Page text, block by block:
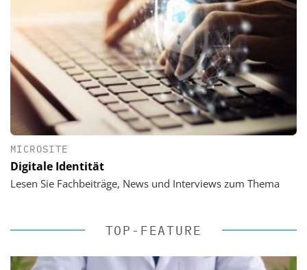
MICROSITE
Digitale Identität
Lesen Sie Fachbeiträge, News und Interviews zum Thema
TOP-FEATURE